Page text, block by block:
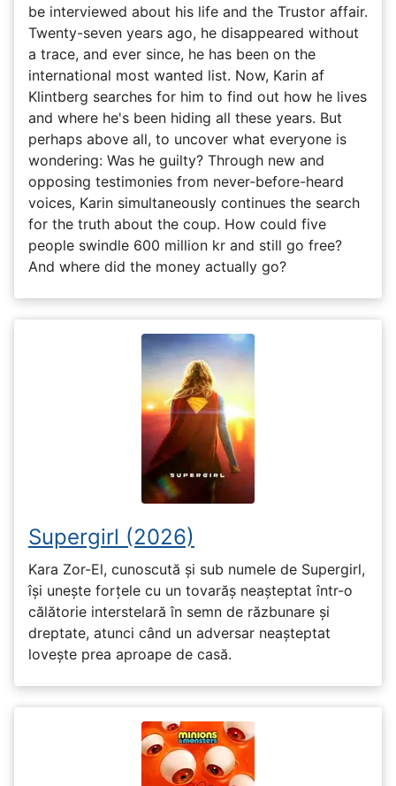
be interviewed about his life and the Trustor affair.
Twenty-seven years ago, he disappeared without
a trace, and ever since, he has been on the
international most wanted list. Now, Karin af
Klintberg searches for him to find out how he lives
and where he's been hiding all these years. But
perhaps above all, to uncover what everyone is
wondering: Was he guilty? Through new and
opposing testimonies from never-before-heard
voices, Karin simultaneously continues the search
for the truth about the coup. How could five
people swindle 600 million kr and still go free?
And where did the money actually go?
Supergirl (2026)
Kara Zor-El, cunoscută și sub numele de Supergirl,
își unește forțele cu un tovarăș neașteptat într-o
călătorie interstelară în semn de răzbunare și
dreptate, atunci când un adversar neașteptat
lovește prea aproape de casă.